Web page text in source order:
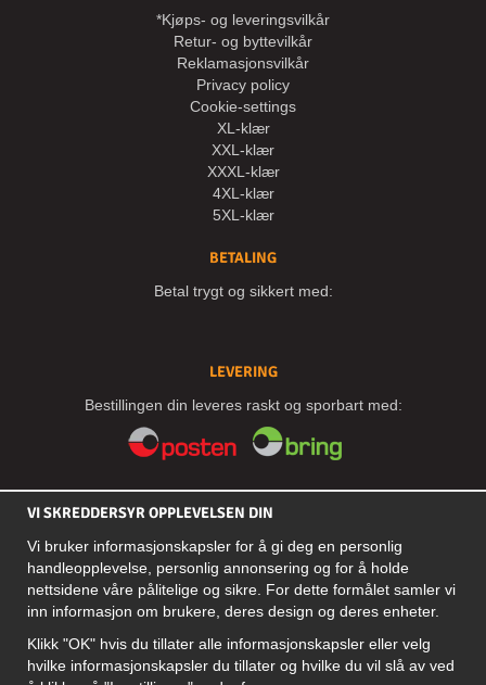
*Kjøps- og leveringsvilkår
Retur- og byttevilkår
Reklamasjonsvilkår
Privacy policy
Cookie-settings
XL-klær
XXL-klær
XXXL-klær
4XL-klær
5XL-klær
BETALING
Betal trygt og sikkert med:
LEVERING
Bestillingen din leveres raskt og sporbart med:
SOSIALE MEDIER
BEDRIFT
Motley Denim Norge AS
911 891 581 MVA
NB! Ikke bruk denne adressen til å sende produkter i retur!
VI SKREDDERSYR OPPLEVELSEN DIN
Vi bruker informasjonskapsler for å gi deg en personlig
handleopplevelse, personlig annonsering og for å holde
nettsidene våre pålitelige og sikre. For dette formålet samler vi
inn informasjon om brukere, deres design og deres enheter.
Klikk "OK" hvis du tillater alle informasjonskapsler eller velg
hvilke informasjonskapsler du tillater og hvilke du vil slå av ved